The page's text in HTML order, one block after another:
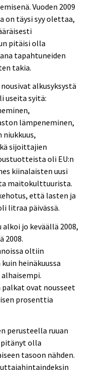
Vuoden 2009
on täysi syy olettaa,
pitäisi olla
tapahtuneiden
takia.
alkusyksystä
useita syitä:
lämpeneminen,
sijoittajien
oli EU:n
kiinalaisten uusi
maitokulttuurista.
että lasten ja
litraa päivässä.
jo keväällä 2008,
2008.
oltiin
heinäkuussa
ovat nousseet
prosenttia
perusteella ruuan
olla
tasoon nähden.